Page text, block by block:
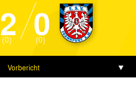
2
(0) 0
(0)
Vorbericht